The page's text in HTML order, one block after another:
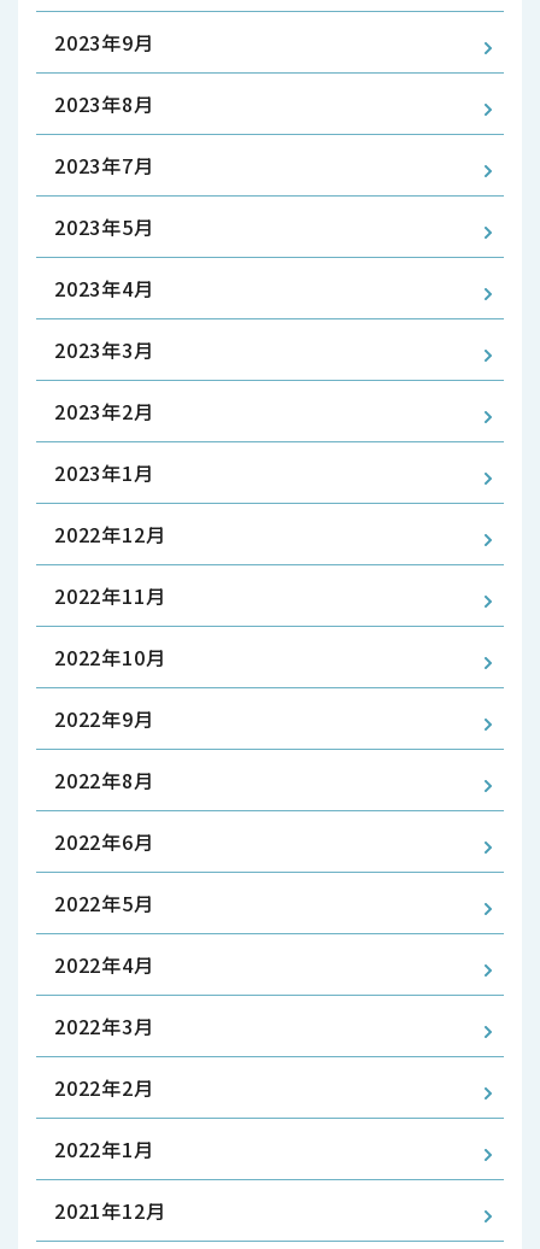
2023年9月
2023年8月
2023年7月
2023年5月
2023年4月
2023年3月
2023年2月
2023年1月
2022年12月
2022年11月
2022年10月
2022年9月
2022年8月
2022年6月
2022年5月
2022年4月
2022年3月
2022年2月
2022年1月
2021年12月